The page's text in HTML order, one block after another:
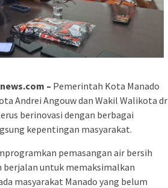
– Pemerintah Kota Manado
Andrei Angouw dan Wakil Walikota dr
berinovasi dengan berbagai
kepentingan masyarakat.
pemasangan air bersih
untuk memaksimalkan
masyarakat Manado yang belum